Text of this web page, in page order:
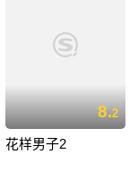
8.2
花样男子2